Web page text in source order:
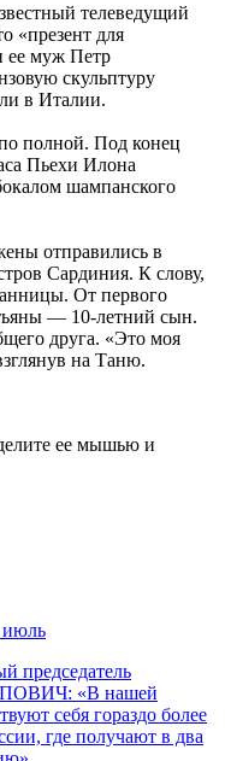
телеведущий
«презент для
ее муж Петр
скульптуру
в Италии.
полной. Под конец
Пьехи Илона
шампанского
отправились в
Сардиния. К слову,
От первого
— 10-летний сын.
друга. «Это моя
на Таню.
ее мышью и
июль
председатель
«В нашей
себя гораздо более
где получают в два